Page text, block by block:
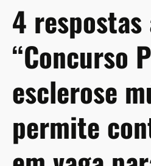
4 respostas
“Concurso
esclerose
permite